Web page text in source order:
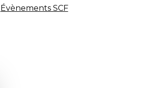
Évènements SCF